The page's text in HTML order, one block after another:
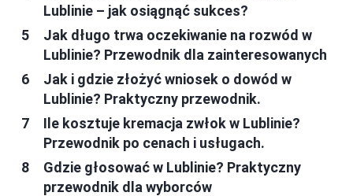
Lublinie – jak osiągnąć sukces?
Jak długo trwa oczekiwanie na rozwód w
Lublinie? Przewodnik dla zainteresowanych
Jak i gdzie złożyć wniosek o dowód w
Lublinie? Praktyczny przewodnik.
Ile kosztuje kremacja zwłok w Lublinie?
Przewodnik po cenach i usługach.
Gdzie głosować w Lublinie? Praktyczny
przewodnik dla wyborców